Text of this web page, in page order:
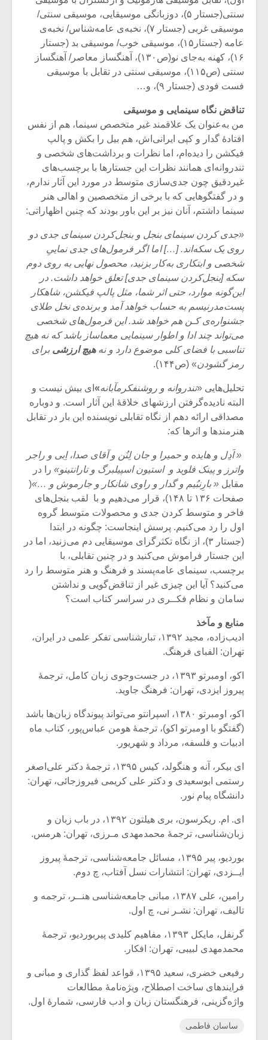
سنتی(جستار ۵)، دوزبانگی موسیقایی، موسیقی سنتی/
موسیقی غربی (جستار ۷)، نخبه‌ی عامه‌شناس/ نخبه‌ی
عامه (جستار۱۵)، موسیقی خوب/ موسیقی بد (جستار
۱۶)، کهنه به‌جای نو(ص۱۳۰)، آهنگساز معاصر/ آهنگساز
سنتی (ص۱۱۵)، موسیقی سنتی در تقابل با موسیقی
فست فودی (جستار ۹)، و…
تناقض نگاه سینمایی و موسیقی
من به‌عنوان یک علاقمند غیر متخصص سینما، هم از نفس
‌افتادۀ گدار و کپی ایرانی‌اش، هم بیل را بکش و پالپ
فیکشن را دیده‌ام، اما نظرات و برداشت‌های شخصی و
تندروانه‌ای همانند نظرات این جستارها با برچسب‌های
غیردقیق چون جدی‌سازی متوسط در مورد این آثار ندارم،
و در گفتگوهایی که با برخی از متخصصین و اهالی هنر
سینما داشتم، آنان نیز بر این باور بودند که چنین اظهاراتی:
«جدی کردن سینمای بنجل و بنجل‌کردن سینمای جدی دو
روی یک سکه‌اند. […] اما اگر فرمول‌های جدی نماییِ
شخصی و ابتکاری به‌کار بزنید، محصول نهایی به روی دوم
سکه [بنجل‌کردن سینمای جدی] تعلق خواهد داشت. در
این‌گونه موارد، حتی اثر شما، مثل پالپ فیکشن، شاهکار
پست‌مدرنیسم به حساب خواهد آمد و برنده‌ی نخل طلای
جشنواره‌ی کـن هم خواهد شد. این فرمول‌های شخصی
می‌تواند چند ادا و اطوار سینمایی معماساز باشد که نه هیچ
تناسبی با فضای کلی موضوع دارد و نههیچ ارزشی برای
رمز گشودن» (ص۱۴۴).
تحلیل‌هایی «تندروانه و روشنفکرمآبانه» ای بیش نیست و
البته نادیده‌گرفتن ارزش‍های خلاقۀ این آثار است. و دوباره
مصداقی ارائه دهم از نگاه تقابلی نویسنده این بار در تقابل
هنرمندها و اثرها که:
« اَدِل و هایده و حمیرا و جان لِنُن و آقای صدا، اِبی و راجر
واترز و پینک فلوید و استیون اسپیلبرگ و تارانتینو» را در
مقابل « بارِنبُیم و گدار و راوی شانکار و جارموش و …»(
صفحات ۱۳۶ تا ۱۴۸)، قرار می‌دهیم و با لقب بنجل‌های
فاخر و متوسط کردن جدی و محصولات متوسط گروه
اول را رد می‌کنیم. پرسش اینجاست: چگونه در ابتدا
(جستار ۳)، از نگاه تکثرگرای موسیقایی دم می‌زنید، اما در
این جستار فراموش می‌کنید و در چنین تقابلی، با
برچسب، سینمای عامه‌پسند و فرهنگ و هنر متوسط را رد
می‌کنید؟ آیا این چیزی غیر از تناقض‌گویی و نداشتن
سامان و نظام فکــری در سراسر کتاب است؟
منابع و مآخذ
ادیب‌زاده، مجید ۱۳۹۲، تبارشناسی تفکر علمی در ایران،
تهران: الفبای فرهنگ.
اکو، اومبرتو ۱۳۹۳، در جست‌وجوی زبان کامل، ترجمۀ
پیروز ایزدی، تهران: فرهنگ جاوید.
اکو، اومبرتو ۱۳۸۰، اسپرانتو می‌تواند پیوندگاه زبان‌ها باشد
(گفتگو با اومبرتو اکو)، ترجمۀ هومن عباس‌پور، کتاب ماه
ادبیات و فلسفه، مرداد و شهریور.
ای بیکر، آنه و هنگولد، کیس ۱۳۹۵، ترجمۀ دکتر علی‌اصغر
رستمی ابوسعیدی و دکتر علی کریمی فیروزجائی، تهران:
دانشگاه پیام نور.
ای. ام. ریکرسون، بری هیلتون ۱۳۹۲، در باب زبان و
زبان‌شناسی، ترجمۀ محمدمهدی مـرزی، تهران: هرمس.
بوردیو، پیر ۱۳۹۵، مسائل جامعه‌شناسی، ترجمۀ پیروز
ایــزدی، تهران: انتشارات نسل آفتاب، چ دوم.
رامین، علی ۱۳۸۷، مبانی جامعه‌شناسی هنــر، ترجمه و
تالیف، تهران: نشـر نی، چ اول.
گرنفل، مایکل ۱۳۹۳، مفاهیم کلیدی پیربوردیو، ترجمۀ
محمدمهدی لبیبی، تهران: افکار.
رفیعی خضری، سعید ۱۳۹۵، قواعد لفظ گذاری و مبانی و
فرایندهای ساخت اصطلاح، ویژه‌نامۀ مطالعات
واژه‌گزینی، فرهنگستان زبان و ادب فارسی، شمارۀ اول.
ساسان فاطمی
میکلوش روژا
یادداشتی بر موسیقی
شیش و نیم»
اگر نمی توانی
مشهورترین باشی،
بدنام ترین باش
موریس ژار
دوره
موسیقی
سکانسی
موسیقی